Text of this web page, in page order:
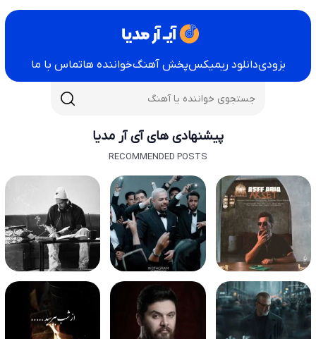
بزودیدانلود ریمیکسپخش آهنگخواننده هاتماس با ما
پیشنهادی های آی آر مدیا
RECOMMENDED POSTS